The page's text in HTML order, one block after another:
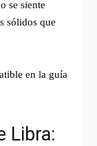
se siente
sólidos que
en la guía
Libra: